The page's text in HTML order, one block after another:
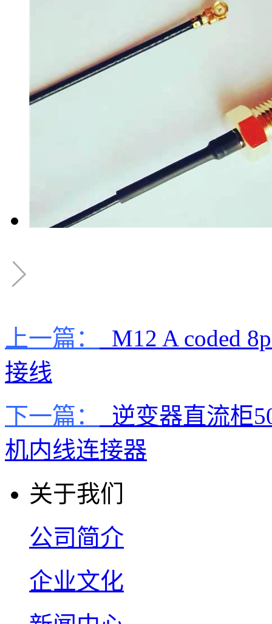
上一篇：
M12 A coded
接线
下一篇：
逆变器直流柜
机内线连接器
关于我们
公司简介
企业文化